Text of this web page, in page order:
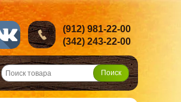
(912) 981-22-00
(342) 243-22-00